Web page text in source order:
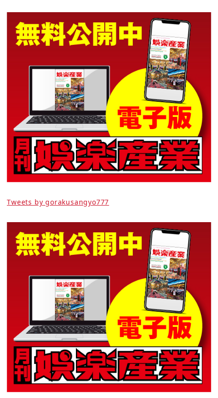
Tweets by gorakusangyo777